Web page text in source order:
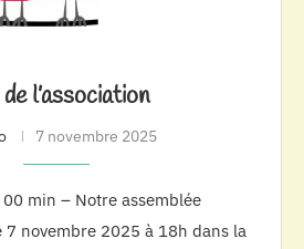
l’association
7 novembre 2025
min – Notre assemblée
7 novembre 2025 à 18h dans la